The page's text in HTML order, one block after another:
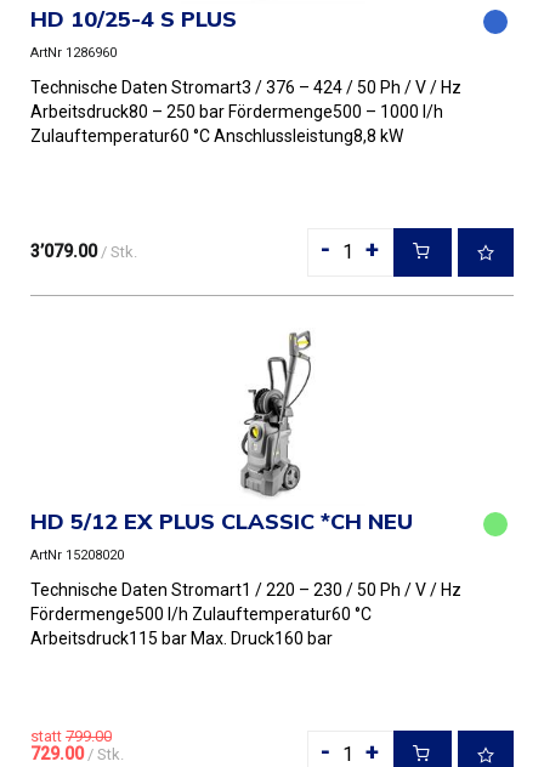
HD 10/25-4 S PLUS
ArtNr 1286960
Technische Daten Stromart3 / 376 – 424 / 50 Ph / V / Hz
Arbeitsdruck80 – 250 bar Fördermenge500 – 1000 l/h
Zulauftemperatur60 °C Anschlussleistung8,8 kW
- +
3’079.00 / Stk.
HD 5/12 EX PLUS CLASSIC *CH NEU
ArtNr 15208020
Technische Daten Stromart1 / 220 – 230 / 50 Ph / V / Hz
Fördermenge500 l/h Zulauftemperatur60 °C
Arbeitsdruck115 bar Max. Druck160 bar
- +
statt 799.00
729.00 / Stk.